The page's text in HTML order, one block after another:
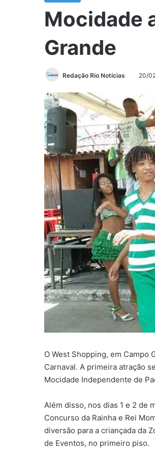
Mocidade
Grande
Redação Rio Notícias 20/
O West Shopping, em Campo
Carnaval. A primeira atração
Mocidade Independente de
Além disso, nos dias 1 e 2 de
Concurso da Rainha e Rei
diversão para a criançada da
de Eventos, no primeiro piso.